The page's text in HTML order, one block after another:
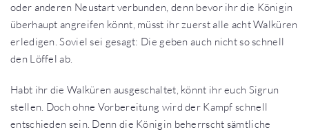
oder anderen Neustart verbunden, denn bevor ihr die Königin
überhaupt angreifen könnt, müsst ihr zuerst alle acht Walküren
erledigen. Soviel sei gesagt: Die geben auch nicht so schnell
den Löffel ab.
Habt ihr die Walküren ausgeschaltet, könnt ihr euch Sigrun
stellen. Doch ohne Vorbereitung wird der Kampf schnell
entschieden sein. Denn die Königin beherrscht sämtliche